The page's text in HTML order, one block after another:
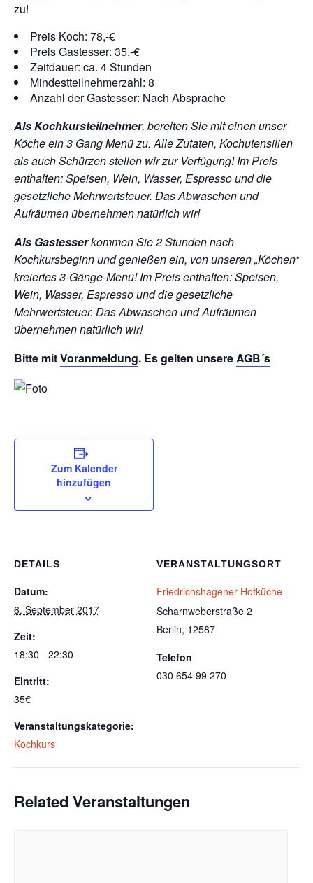
zu!
Preis Koch: 78,-€
Preis Gastesser: 35,-€
Zeitdauer: ca. 4 Stunden
Mindestteilnehmerzahl: 8
Anzahl der Gastesser: Nach Absprache
Als Kochkursteilnehmer, bereiten Sie mit einen unser
Köche ein 3 Gang Menü zu. Alle Zutaten, Kochutensilien
als auch Schürzen stellen wir zur Verfügung!Im Preis
enthalten: Speisen, Wein, Wasser, Espresso und die
gesetzliche Mehrwertsteuer. Das Abwaschen und
Aufräumen übernehmen natürlich wir!
Als Gastesserkommen Sie 2 Stunden nach
Kochkursbeginn und genießen ein, von unseren „Köchen“
kreiertes 3-Gänge-Menü!Im Preis enthalten: Speisen,
Wein, Wasser, Espresso und die gesetzliche
Mehrwertsteuer. Das Abwaschen und Aufräumen
übernehmen natürlich wir!
Bitte mitVoranmeldung. Es gelten unsereAGB´s
Zum Kalender
hinzufügen
DETAILS
Datum:
6. September 2017
Zeit:
18:30 - 22:30
Eintritt:
35€
Veranstaltungskategorie:
Kochkurs
VERANSTALTUNGSORT
Friedrichshagener Hofküche
Scharnweberstraße 2
Berlin, 12587
Telefon
030 654 99 270
Related Veranstaltungen